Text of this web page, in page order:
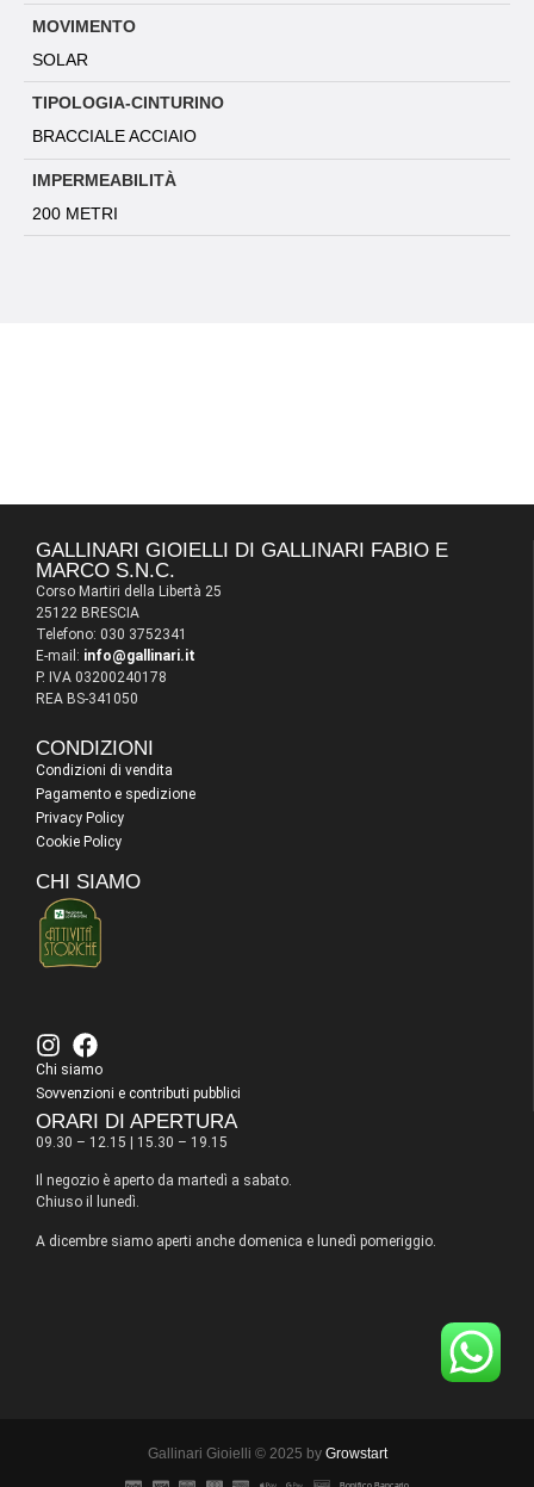
MOVIMENTO
SOLAR
TIPOLOGIA-CINTURINO
BRACCIALE ACCIAIO
IMPERMEABILITÀ
200 METRI
GALLINARI GIOIELLI DI GALLINARI FABIO E
MARCO S.N.C.
Corso Martiri della Libertà 25
25122 BRESCIA
Telefono: 030 3752341
E-mail: info@gallinari.it
P. IVA 03200240178
REA BS-341050
CONDIZIONI
Condizioni di vendita
Pagamento e spedizione
Privacy Policy
Cookie Policy
CHI SIAMO
Chi siamo
Sovvenzioni e contributi pubblici
ORARI DI APERTURA
09.30 – 12.15 | 15.30 – 19.15
Il negozio è aperto da martedì a sabato.
Chiuso il lunedì.
A dicembre siamo aperti anche domenica e lunedì pomeriggio.
Gallinari Gioielli © 2025 by Growstart